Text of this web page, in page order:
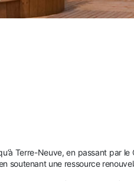
Terre-Neuve, en passant par
soutenant une ressource